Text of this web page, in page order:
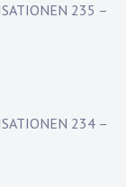
235 –
234 –